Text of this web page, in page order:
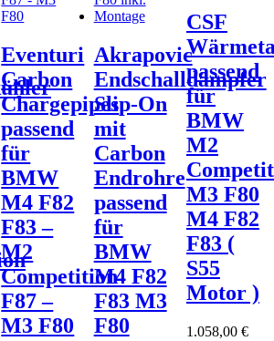
Eventuri
Carbon
Chargepipes
passend
für
BMW
M4 F82
F83 –
M2
Competition
F87 –
M3 F80
Akrapovic
Endschalldämpfer
Slip-On
mit
Carbon
Endrohre
passend
für
BMW
M4 F82
F83 M3
F80
CSF
passend
für
BMW
M2
M3 F80
M4 F82
F83 (
S55
Motor )
1.058,00 €